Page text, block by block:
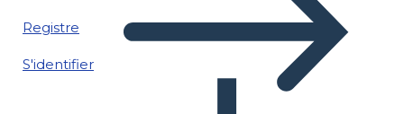
Registre
S'identifier